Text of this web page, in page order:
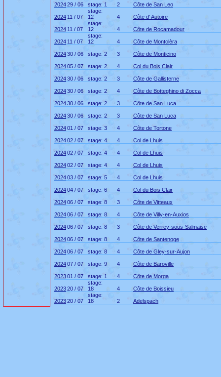
202429 / 06 stage: 1 2 Côte de San Leo
2024 11 / 07
stage:
12
4 Côte d' Autoire
2024 11 / 07
stage:
12
4 Côte de Rocamadour
2024 11 / 07
stage:
12
4 Côte de Montclèra
202430 / 06 stage: 2 3 Côte de Monticino
202405 / 07 stage: 2 4 Col du Bois Clair
202430 / 06 stage: 2 3 Côte de Gallisterne
202430 / 06 stage: 2 4 Côte de Botteghino di Zocca
202430 / 06 stage: 2 3 Côte de San Luca
202430 / 06 stage: 2 3 Côte de San Luca
202401 / 07 stage: 3 4 Côte de Tortone
202402 / 07 stage: 4 4 Col de Lhuis
202402 / 07 stage: 4 4 Col de Lhuis
202402 / 07 stage: 4 4 Col de Lhuis
202403 / 07 stage: 5 4 Col de Lhuis
202404 / 07 stage: 6 4 Col du Bois Clair
202406 / 07 stage: 8 3 Côte de Vitteaux
202406 / 07 stage: 8 4 Côte de Villy-en-Auxios
202406 / 07 stage: 8 3 Côte de Verrey-sous-Salmaise
202406 / 07 stage: 8 4 Côte de Santenoge
202406 / 07 stage: 8 4 Côte de Gley-sur-Aujon
202407 / 07 stage: 9 4 Côte de Baroville
202301 / 07 stage: 1 4 Côte de Morga
202320 / 07
stage:
18
4 Côte de Boissieu
202320 / 07
stage:
18
2 Adelspach